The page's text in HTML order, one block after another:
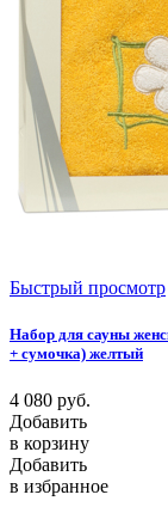
Быстрый просмотр
Набор для сауны
+ сумочка) желтый
4 080 руб.
Добавить
в корзину
Добавить
в избранное